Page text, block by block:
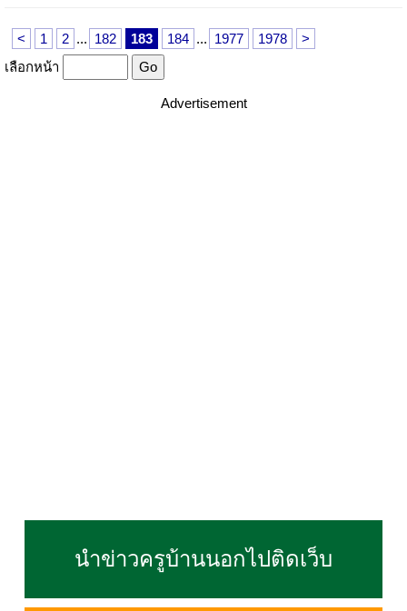
< 1 2 ... 182 183 184 ... 1977 1978
>
เลือกหน้า
Advertisement
นำข่าวครูบ้านนอกไปติดเว็บ